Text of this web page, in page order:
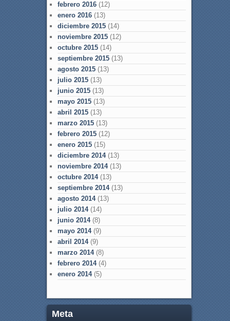
febrero 2016(12)
enero 2016(13)
diciembre 2015(14)
noviembre 2015(12)
octubre 2015(14)
septiembre 2015(13)
agosto 2015(13)
julio 2015(13)
junio 2015(13)
mayo 2015(13)
abril 2015(13)
marzo 2015(13)
febrero 2015(12)
enero 2015(15)
diciembre 2014(13)
noviembre 2014(13)
octubre 2014(13)
septiembre 2014(13)
agosto 2014(13)
julio 2014(14)
junio 2014(8)
mayo 2014(9)
abril 2014(9)
marzo 2014(8)
febrero 2014(4)
enero 2014(5)
Meta